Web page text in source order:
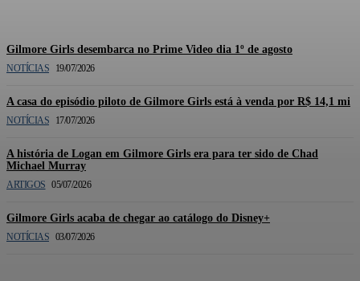
Gilmore Girls desembarca no Prime Video dia 1º de agosto
NOTÍCIAS 19/07/2026
A casa do episódio piloto de Gilmore Girls está à venda por R$ 14,1 mi
NOTÍCIAS 17/07/2026
A história de Logan em Gilmore Girls era para ter sido de Chad
Michael Murray
ARTIGOS 05/07/2026
Gilmore Girls acaba de chegar ao catálogo do Disney+
NOTÍCIAS 03/07/2026